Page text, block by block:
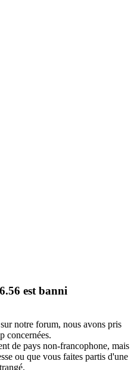
est banni
notre forum, nous avons pris
concernées.
de pays non-francophone, mais
ou que vous faites partis d'une